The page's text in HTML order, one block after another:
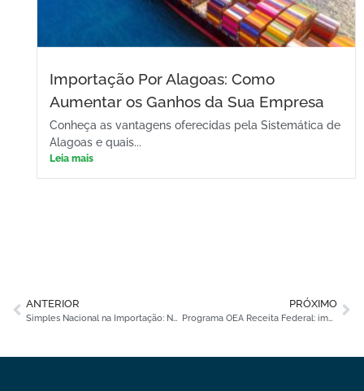
Importação Por Alagoas: Como
Aumentar os Ganhos da Sua Empresa
Conheça as vantagens oferecidas pela Sistemática de
Alagoas e quais...
Leia mais
ANTERIOR
Simples Nacional na Importação: Nova Janela em Setembro Impacta Planejamento para 2027
PRÓXIMO
Programa OEA Receita Federal: impacto da reestruturação para importadores